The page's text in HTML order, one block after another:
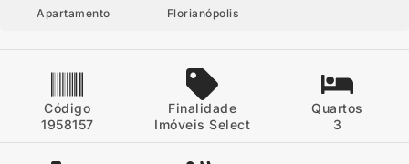
Apartamento Florianópolis
Código
1958157
Finalidade
Imóveis Select
Quartos
3